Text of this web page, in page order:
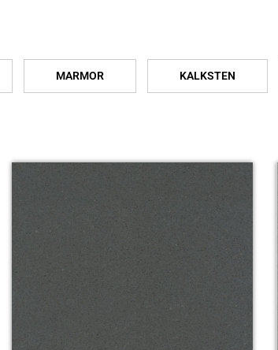
MARMOR KALKSTEN